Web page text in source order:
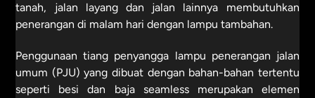
tanah, jalan layang dan jalan lainnya membutuhkan
penerangan di malam hari dengan lampu tambahan.
Penggunaan tiang penyangga lampu penerangan jalan
umum (PJU) yang dibuat dengan bahan-bahan tertentu
seperti besi dan baja seamless merupakan elemen